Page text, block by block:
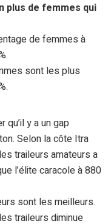
plus de femmes qui
de femmes à
sont les plus
y a un gap
Selon la côte Itra
traileurs amateurs a
l’élite caracole à 880
sont les meilleurs.
traileurs diminue